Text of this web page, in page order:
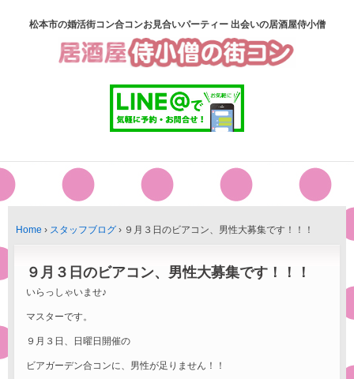
松本市の婚活街コン合コンお見合いパーティー 出会いの居酒屋侍小僧
Home › スタッフブログ › ９月３日のビアコン、男性大募集です！！！
９月３日のビアコン、男性大募集です！！！
いらっしゃいませ♪
マスターです。
９月３日、日曜日開催の
ビアガーデン合コンに、男性が足りません！！